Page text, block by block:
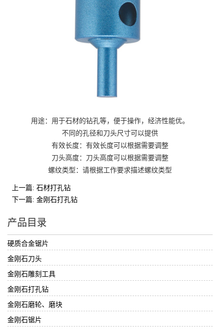
用途：用于石材的钻孔等，便于操作，经济性能优。
不同的孔径和刀头尺寸可以提供
有效长度：有效长度可以根据需要调整
刀头高度：刀头高度可以根据需要调整
螺纹类型：请根据工作要求描述螺纹类型
上一篇: 石材打孔钻
下一篇: 金刚石打孔钻
产品目录
硬质合金锯片
金刚石刀头
金刚石雕刻工具
金刚石打孔钻
金刚石磨轮、磨块
金刚石锯片